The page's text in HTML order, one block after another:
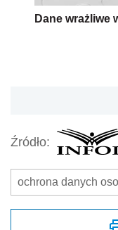
Dane wrażliwe
Źródło:
ochrona danych